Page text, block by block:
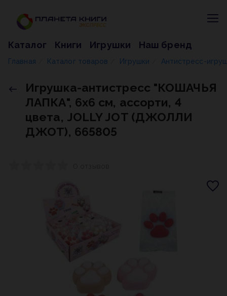
Каталог Книги Игрушки Наш бренд
Главная Каталог товаров Игрушки Антистресс-
Игрушка-антистресс "КОШАЧЬЯ
ЛАПКА", 6х6 см, ассорти, 4
цвета, JOLLY JOT (ДЖОЛЛИ
ДЖОТ), 665805